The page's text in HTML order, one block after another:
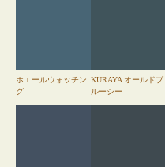
ホエールウォッチン
グ
KURAYA オールドブ
ルーシー